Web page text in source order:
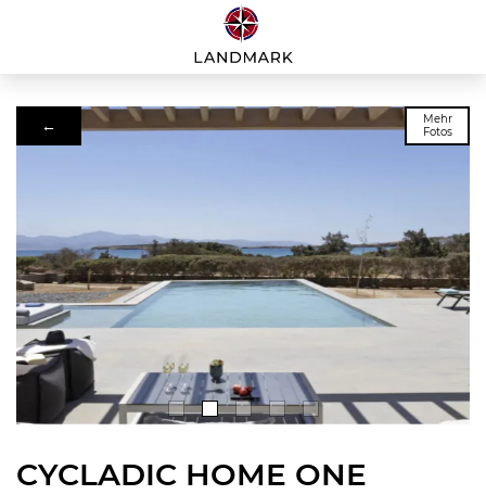
←
Mehr
Fotos
CYCLADIC HOME ONE